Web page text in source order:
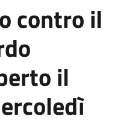
contro il
il